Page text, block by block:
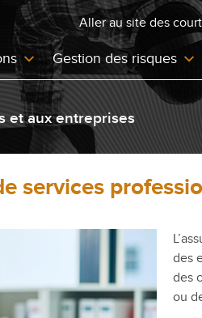
Gestion des risques
Aller au site des
et aux entreprises
services
des
des
ou